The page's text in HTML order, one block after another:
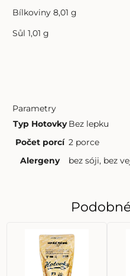
Bílkoviny 8,01 g
Sůl 1,01 g
Parametry
Typ Hotovky Bez lepku
Počet porcí 2 porce
Alergeny
bez sóji, bez